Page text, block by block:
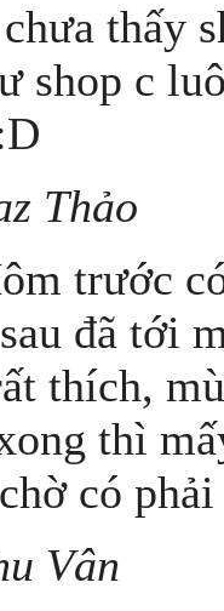
thấy
shop c
Thảo
trước
đã tới
thích,
thì
có
Vân